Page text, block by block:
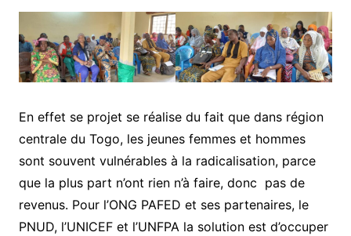
En effet se projet se réalise du fait que dans région
centrale du Togo, les jeunes femmes et hommes
sont souvent vulnérables à la radicalisation, parce
que la plus part n’ont rien n’à faire, donc pas de
revenus. Pour l’ONG PAFED et ses partenaires, le
PNUD, l’UNICEF et l’UNFPA la solution est d’occuper